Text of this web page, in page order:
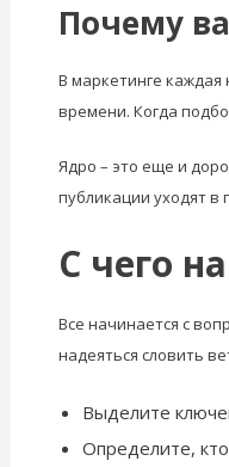
Почему
В маркетинге каждая
времени. Когда
Ядро – это еще и
публикации уходят в
С чего
Все начинается с
надеяться словить
Выделите
Определите,